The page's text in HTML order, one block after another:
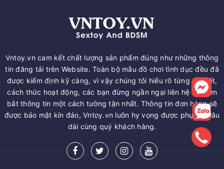
Vntoy.vn cam kết chất lượng sản phẩm đúng như những thông
tin đăng tải trên Website. Toàn bộ mẫu đồ chơi tình dục đều đã
được kiểm định kỹ càng, vì vậy chúng tôi hiểu rõ từng chi tiết,
cách thức hoạt động, các bạn đừng ngần ngại liên hệ để nắm
bắt thông tin một cách tường tận nhất. Thông tin đơn hàng sẽ
được bảo mật kín đáo, Vntoy.vn luôn hy vọng được phục vụ lâu
dài cùng quý khách hàng.